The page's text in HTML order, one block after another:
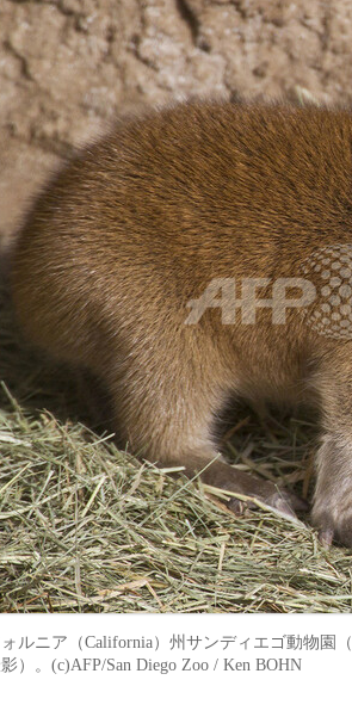
ルニア（California）州サンディエゴ動物園
）。(c)AFP/San Diego Zoo / Ken BOHN